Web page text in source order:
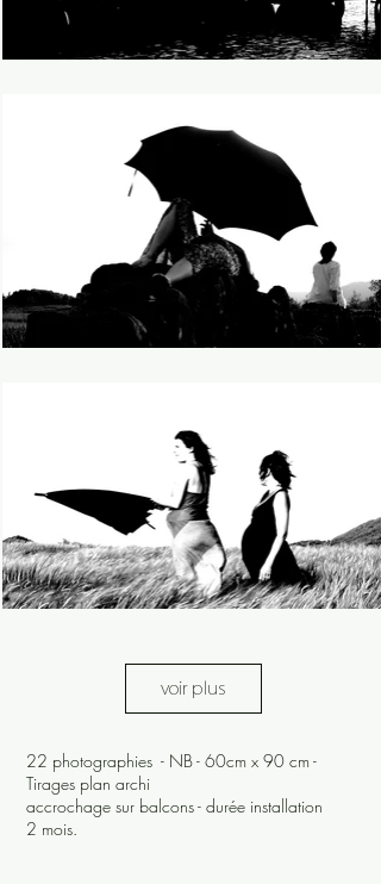
voir plus
22 photographies - NB - 60cm x 90 cm -
Tirages plan archi
accrochage sur balcons - durée installation
2 mois.